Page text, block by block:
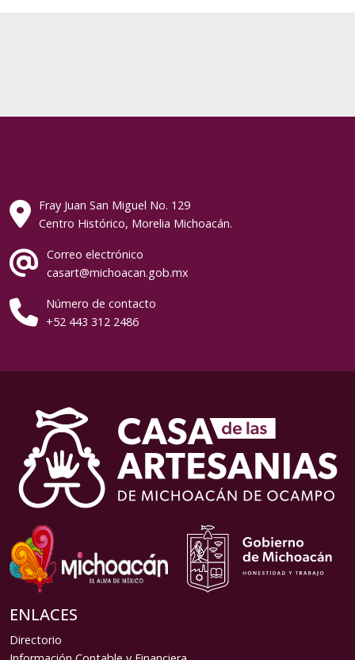
Fray Juan San Miguel No. 129
Centro Histórico, Morelia Michoacán.
Correo electrónico
casart@michoacan.gob.mx
Número de contacto
+52 443 312 2486
ENLACES
Directorio